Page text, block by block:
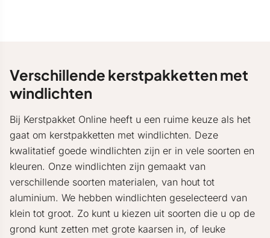
Verschillende kerstpakketten met
windlichten
Bij Kerstpakket Online heeft u een ruime keuze als het
gaat om kerstpakketten met windlichten. Deze
kwalitatief goede windlichten zijn er in vele soorten en
kleuren. Onze windlichten zijn gemaakt van
verschillende soorten materialen, van hout tot
aluminium. We hebben windlichten geselecteerd van
klein tot groot. Zo kunt u kiezen uit soorten die u op de
grond kunt zetten met grote kaarsen in, of leuke